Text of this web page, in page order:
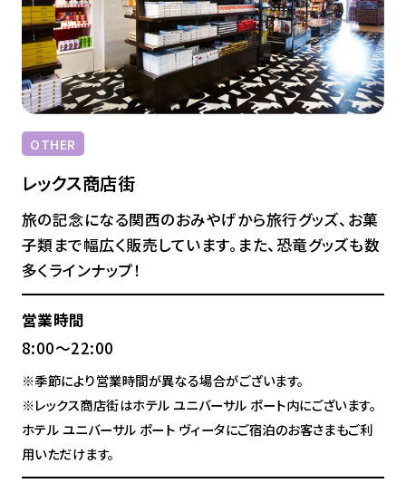
OTHER
レックス商店街
旅の記念になる関西のおみやげから旅行グッズ、お菓
子類まで幅広く販売しています。また、恐竜グッズも数
多くラインナップ！
営業時間
8:00～22:00
※季節により営業時間が異なる場合がございます。
※レックス商店街はホテル ユニバーサル ポート内にございます。
ホテル ユニバーサル ポート ヴィータにご宿泊のお客さまもご利
用いただけます。